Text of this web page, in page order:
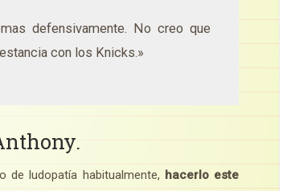
defensivamente. No creo que
con los Knicks.»
de ludopatía habitualmente, hacerlo este